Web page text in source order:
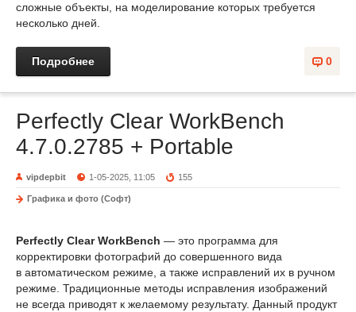
сложные объекты, на моделирование которых требуется
несколько дней.
0
Подробнее
Perfectly Clear WorkBench
4.7.0.2785 + Portable
vipdepbit 1-05-2025, 11:05 155
Графика и фото (Софт)
Perfectly Clear WorkBench — это программа для
корректировки фотографий до совершенного вида
в автоматическом режиме, а также исправлений их в ручном
режиме. Традиционные методы исправления изображений
не всегда приводят к желаемому результату. Данный продукт